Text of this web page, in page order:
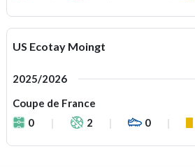
US Ecotay Moingt
2025/2026
Coupe de France
0
2 0